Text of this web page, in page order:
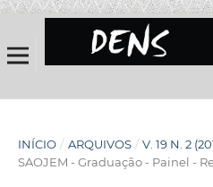
INÍCIO / ARQUIVOS / V. 19 N. 2
SAOJEM - Graduação - Painel -